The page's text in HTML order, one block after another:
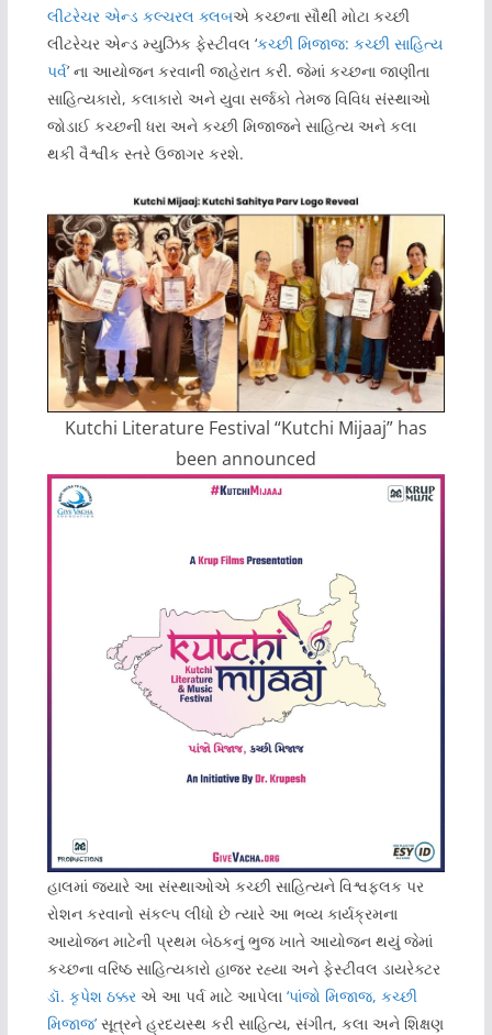
લીટરેચર એન્ડ કલ્ચરલ ક્લબએ કચ્છના સૌથી મોટા કચ્છી
લીટરેચર એન્ડ મ્યુઝિક ફેસ્ટીવલ ‘કચ્છી મિજાજ: કચ્છી સાહિત્ય
પર્વ’ ના આયોજન કરવાની જાહેરાત કરી. જેમાં કચ્છના જાણીતા
સાહિત્યકારો, કલાકારો અને યુવા સર્જકો તેમજ વિવિધ સંસ્થાઓ
જોડાઈ કચ્છની ધરા અને કચ્છી મિજાજને સાહિત્ય અને કલા
થકી વૈશ્વીક સ્તરે ઉજાગર કરશે.
Kutchi Literature Festival “Kutchi Mijaaj” has
been announced
હાલમાં જ્યારે આ સંસ્થાઓએ કચ્છી સાહિત્યને વિશ્વફલક પર
રોશન કરવાનો સંકલ્પ લીધો છે ત્યારે આ ભવ્ય કાર્યક્રમના
આયોજન માટેની પ્રથમ બેઠકનું ભુજ ખાતે આયોજન થયું જેમાં
કચ્છના વરિષ્ઠ સાહિત્યકારો હાજર રહ્યા અને ફેસ્ટીવલ ડાયરેક્ટર
ડૉ. કૃપેશ ઠક્કર એ આ પર્વ માટે આપેલા ‘પાંજો મિજાજ, કચ્છી
મિજાજ’સૂત્રને હ્રદયસ્થ કરી સાહિત્ય, સંગીત, કલા અને શિક્ષણ